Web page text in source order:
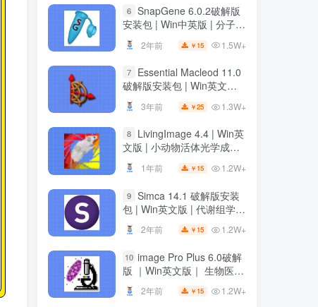
6 SnapGene 6.0.2破解版
安装包 | Win中英版 | 分子生
物学软件 | 下载及安装教程
2年前 ￥ 15 1.5W+
7
Essential Macleod 11.0
破解版安装包 | Win英文版 |
光学薄膜分析与设计软件 |
下载及安装教程
3年前 ￥25 1.3W+
8
LivingImage 4.4 | Win英
文版 | 小动物活体光学成像
软件 | 安装教程
1年前 ￥ 15 1.2W+
9 Simca 14.1 破解版安装
包 | Win英文版 | 代谢组学数
据分析软件 | 安装教程
2年前 ￥ 15 1.2W+
10 image Pro Plus 6.0破解
版 ｜Win英文版｜ 生物医学
科研绘图软件 ｜安装教程
2年前 ￥ 15 1.2W+
6
SnapGene 6.0.2破解版
安装包 | Win中英版 | 分子生
物学软件 | 下载及安装教程
2年前 ￥15 1.5W+
7
Essential Macleod 11.0
破解版安装包 | Win英文版 |
光学薄膜分析与设计软件 |
下载及安装教程
3年前 ￥25 1.3W+
8
LivingImage 4.4 | Win英
文版 | 小动物活体光学成像
软件 | 安装教程
1年前 ￥15 1.2W+
9
Simca 14.1 破解版安装
包 | Win英文版 | 代谢组学数
据分析软件 | 安装教程
2年前 ￥15 1.2W+
10 image Pro Plus 6.0破解
版 ｜Win英文版｜ 生物医学
科研绘图软件 ｜安装教程
2年前 ￥15 1.2W+